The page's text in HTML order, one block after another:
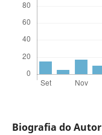
Biografia do Autor